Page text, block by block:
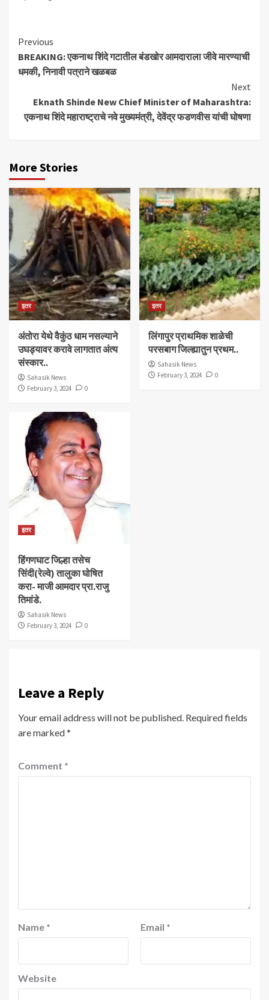
Continue
Reading
Previous
BREAKING: एकनाथ शिंदे गटातील बंडखोर आमदाराला जीवे मारण्याची
धमकी, निनावी पत्राने खळबळ
Next
Eknath Shinde New Chief Minister of Maharashtra:
एकनाथ शिंदे महाराष्ट्राचे नवे मुख्यमंत्री, देवेंद्र फडणवीस यांची घोषणा
More Stories
इतर
अंतोरा येथे वैकुंठ धाम नसल्याने
उघड्यावर करावे लागतात अंत्य
संस्कार..
Sahasik News
February 3, 2024
0
इतर
लिंगापुर प्राथमिक शाळेची
परसबाग जिल्ह्यातुन प्रथम..
Sahasik News
February 3, 2024
0
इतर
हिंगणघाट जिल्हा तसेच
सिंदी(रेल्वे) तालुका घोषित
करा- माजी आमदार प्रा.राजु
तिमांडे.
Sahasik News
February 3, 2024
0
Leave a Reply
Your email address will not be published. Required fields
are marked*
Comment *
Name * Email *
Website